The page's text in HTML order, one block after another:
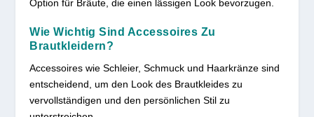
Option für Bräute, die einen lässigen Look bevorzugen.
Wie Wichtig Sind Accessoires Zu
Brautkleidern?
Accessoires wie Schleier, Schmuck und Haarkränze sind
entscheidend, um den Look des Brautkleides zu
vervollständigen und den persönlichen Stil zu